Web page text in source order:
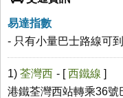
易達指數
- 只有小量巴士路線可
1) 荃灣西 - [西鐵線 ]
港鐵荃灣西站轉乘36號